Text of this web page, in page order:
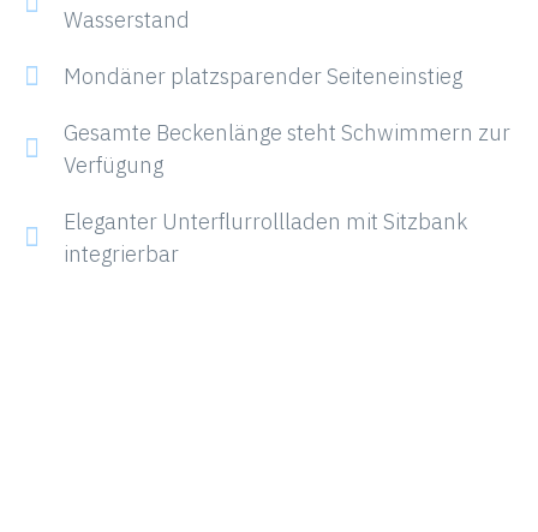
Wasserstand
Mondäner platzsparender Seiteneinstieg
Gesamte Beckenlänge steht Schwimmern zur
Verfügung
Eleganter Unterflurrollladen mit Sitzbank
integrierbar